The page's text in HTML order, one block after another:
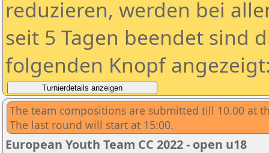
reduzieren, werden bei
seit 5 Tagen beendet sind
folgenden Knopf
The team compositions are submitted till 10.00 at
The last round will start at 15:00.
European Youth Team CC 2022 - open u18